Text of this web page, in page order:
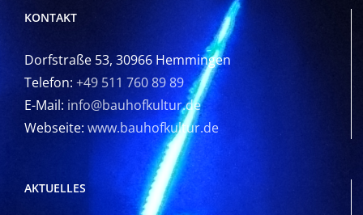
KONTAKT
Dorfstraße 53, 30966 Hemmingen
Telefon: +49 511 760 89 89
E-Mail: info@bauhofkultur.de
Webseite: www.bauhofkultur.de
AKTUELLES